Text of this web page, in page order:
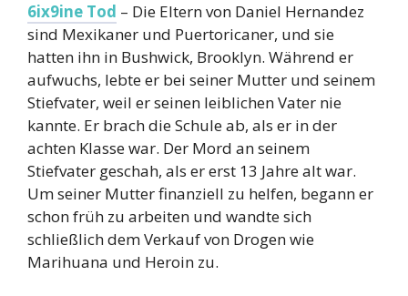
6ix9ine Tod – Die Eltern von Daniel Hernandez
sind Mexikaner und Puertoricaner, und sie
hatten ihn in Bushwick, Brooklyn. Während er
aufwuchs, lebte er bei seiner Mutter und seinem
Stiefvater, weil er seinen leiblichen Vater nie
kannte. Er brach die Schule ab, als er in der
achten Klasse war. Der Mord an seinem
Stiefvater geschah, als er erst 13 Jahre alt war.
Um seiner Mutter finanziell zu helfen, begann er
schon früh zu arbeiten und wandte sich
schließlich dem Verkauf von Drogen wie
Marihuana und Heroin zu.